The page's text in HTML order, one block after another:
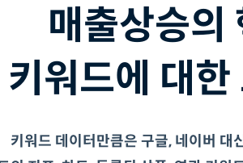
매출상승의
키워드 데이터만큼은 구글, 네이버 대